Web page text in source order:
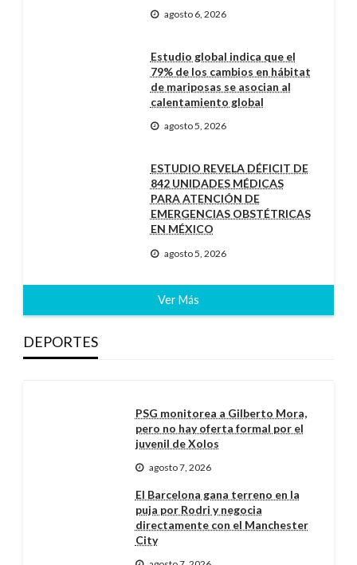
agosto 6, 2026
Estudio global indica que el
79% de los cambios en hábitat
de mariposas se asocian al
calentamiento global
agosto 5, 2026
ESTUDIO REVELA DÉFICIT DE
842 UNIDADES MÉDICAS
PARA ATENCIÓN DE
EMERGENCIAS OBSTÉTRICAS
EN MÉXICO
agosto 5, 2026
Ver Más
DEPORTES
PSG monitorea a Gilberto Mora,
pero no hay oferta formal por el
juvenil de Xolos
agosto 7, 2026
El Barcelona gana terreno en la
puja por Rodri y negocia
directamente con el Manchester
City